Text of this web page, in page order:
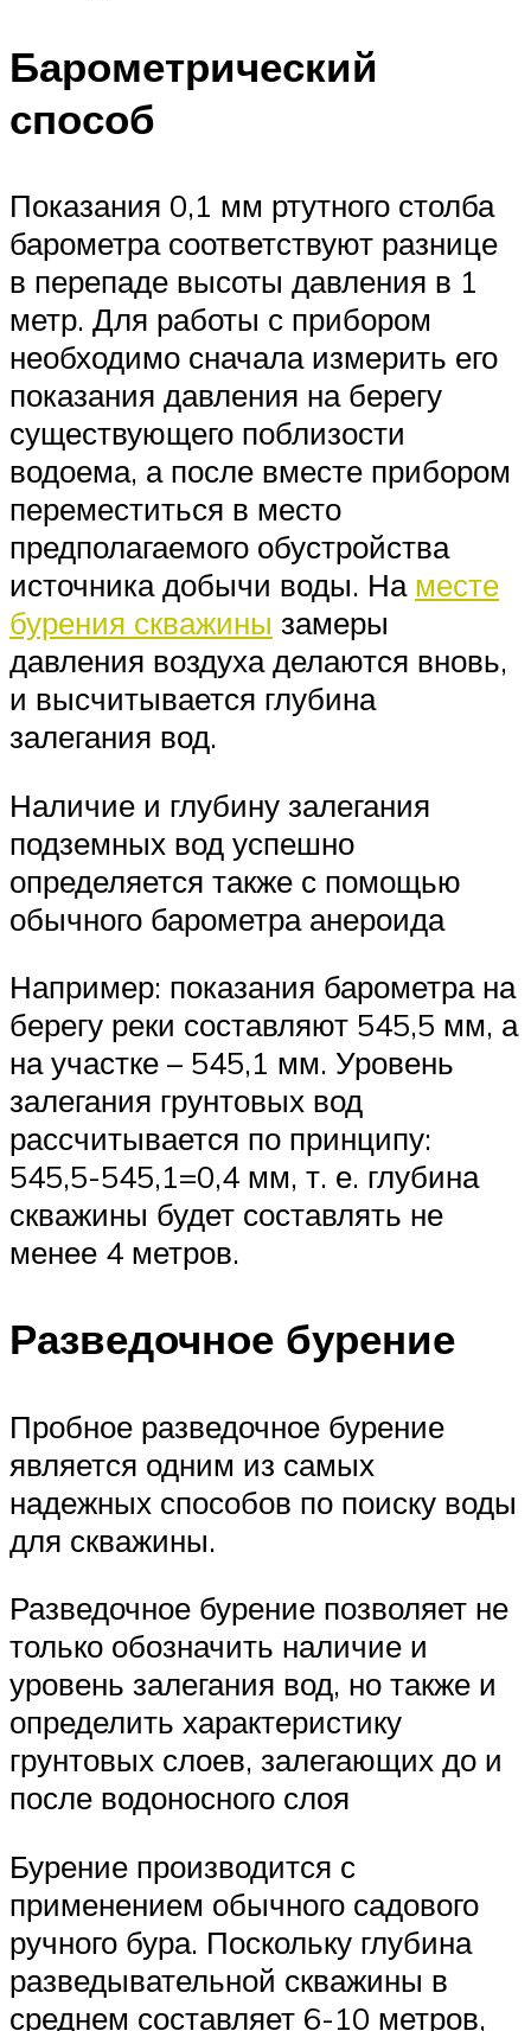
Барометрический
способ
Показания 0,1 мм ртутного столба
барометра соответствуют разнице
в перепаде высоты давления в 1
метр. Для работы с прибором
необходимо сначала измерить его
показания давления на берегу
существующего поблизости
водоема, а после вместе прибором
переместиться в место
предполагаемого обустройства
источника добычи воды. На месте
бурения скважины замеры
давления воздуха делаются вновь,
и высчитывается глубина
залегания вод.
Наличие и глубину залегания
подземных вод успешно
определяется также с помощью
обычного барометра анероида
Например: показания барометра на
берегу реки составляют 545,5 мм, а
на участке – 545,1 мм. Уровень
залегания грунтовых вод
рассчитывается по принципу:
545,5-545,1=0,4 мм, т. е. глубина
скважины будет составлять не
менее 4 метров.
Разведочное бурение
Пробное разведочное бурение
является одним из самых
надежных способов по поиску воды
для скважины.
Разведочное бурение позволяет не
только обозначить наличие и
уровень залегания вод, но также и
определить характеристику
грунтовых слоев, залегающих до и
после водоносного слоя
Бурение производится с
применением обычного садового
ручного бура. Поскольку глубина
разведывательной скважины в
среднем составляет 6-10 метров,